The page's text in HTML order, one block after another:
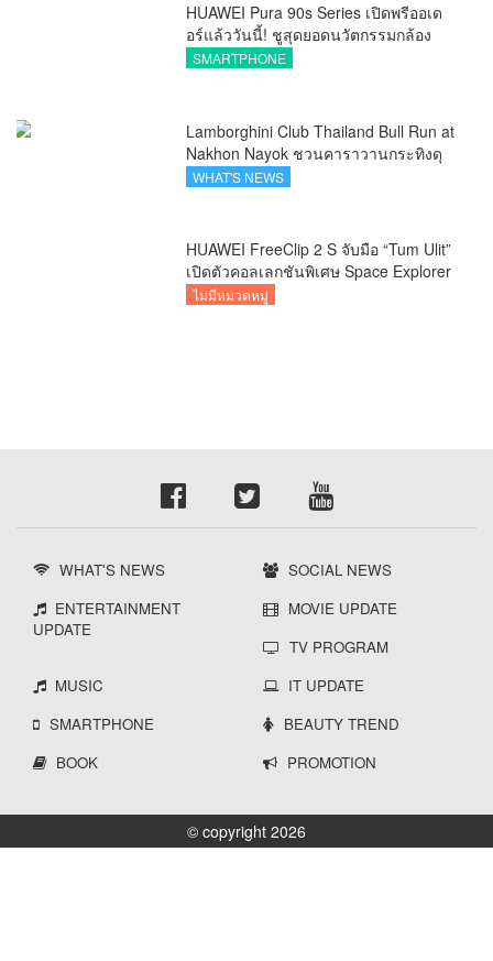
HUAWEI Pura 90s Series เปิดพรีออเด
อร์แล้ววันนี้! ชูสุดยอดนวัตกรรมกล้อง
พร้อม AI อัจฉริยะและ 5G Advanced
SMARTPHONE
Lamborghini Club Thailand Bull Run at
Nakhon Nayok ชวนคาราวานกระทิงดุ
สัมผัสธรรมชาติเมืองรอง ณ นครนายก
WHAT'S NEWS
HUAWEI FreeClip 2 S จับมือ “Tum Ulit”
เปิดตัวคอลเลกชันพิเศษ Space Explorer
ถ่ายทอดศิลปะบนเคสหูฟัง
ไม่มีหมวดหมู่
WHAT'S NEWS
SOCIAL NEWS
ENTERTAINMENT
UPDATE
MOVIE UPDATE
TV PROGRAM
MUSIC
IT UPDATE
SMARTPHONE
BEAUTY TREND
BOOK
PROMOTION
© copyright 2026